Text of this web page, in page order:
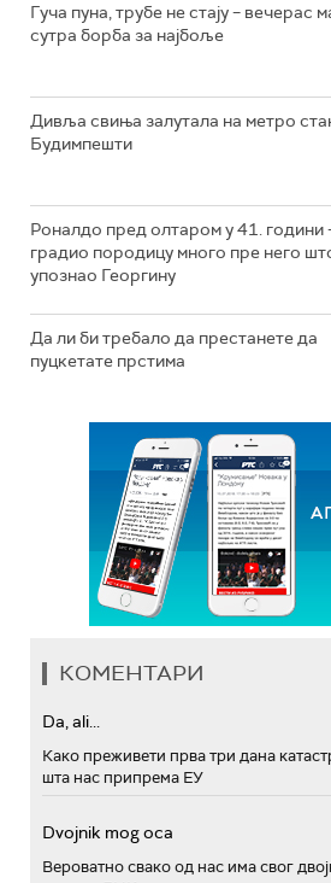
Гуча пуна, трубе не стају – вечерас
сутра борба за најбоље
Дивља свиња залутала на метро
Будимпешти
Роналдо пред олтаром у 41. години
градио породицу много пре него
упознао Георгину
Да ли би требало да престанете да
пуцкетате прстима
КОМЕНТАРИ
Da, ali...
Како преживети прва три дана
шта нас припрема ЕУ
Dvojnik mog oca
Вероватно свако од нас има свог